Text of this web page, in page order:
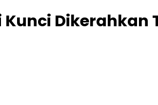
Dikerahkan